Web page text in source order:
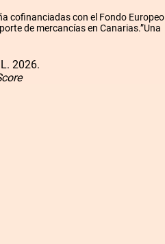
cofinanciadas con el Fondo Europeo
de mercancías en Canarias.”Una
2026.